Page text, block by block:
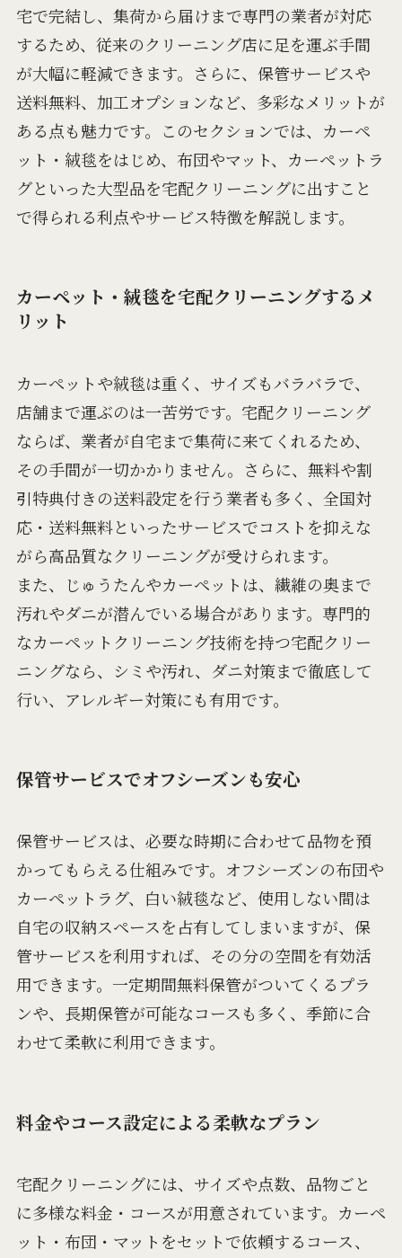
宅で完結し、集荷から届けまで専門の業者が対応
するため、従来のクリーニング店に足を運ぶ手間
が大幅に軽減できます。さらに、保管サービスや
送料無料、加工オプションなど、多彩なメリットが
ある点も魅力です。このセクションでは、カーペ
ット・絨毯をはじめ、布団やマット、カーペットラ
グといった大型品を宅配クリーニングに出すこと
で得られる利点やサービス特徴を解説します。
カーペット・絨毯を宅配クリーニングするメ
リット
カーペットや絨毯は重く、サイズもバラバラで、
店舗まで運ぶのは一苦労です。宅配クリーニング
ならば、業者が自宅まで集荷に来てくれるため、
その手間が一切かかりません。さらに、無料や割
引特典付きの送料設定を行う業者も多く、全国対
応・送料無料といったサービスでコストを抑えな
がら高品質なクリーニングが受けられます。
また、じゅうたんやカーペットは、繊維の奥まで
汚れやダニが潜んでいる場合があります。専門的
なカーペットクリーニング技術を持つ宅配クリー
ニングなら、シミや汚れ、ダニ対策まで徹底して
行い、アレルギー対策にも有用です。
保管サービスでオフシーズンも安心
保管サービスは、必要な時期に合わせて品物を預
かってもらえる仕組みです。オフシーズンの布団や
カーペットラグ、白い絨毯など、使用しない間は
自宅の収納スペースを占有してしまいますが、保
管サービスを利用すれば、その分の空間を有効活
用できます。一定期間無料保管がついてくるプラ
ンや、長期保管が可能なコースも多く、季節に合
わせて柔軟に利用できます。
料金やコース設定による柔軟なプラン
宅配クリーニングには、サイズや点数、品物ごと
に多様な料金・コースが用意されています。カーペ
ット・布団・マットをセットで依頼するコース、